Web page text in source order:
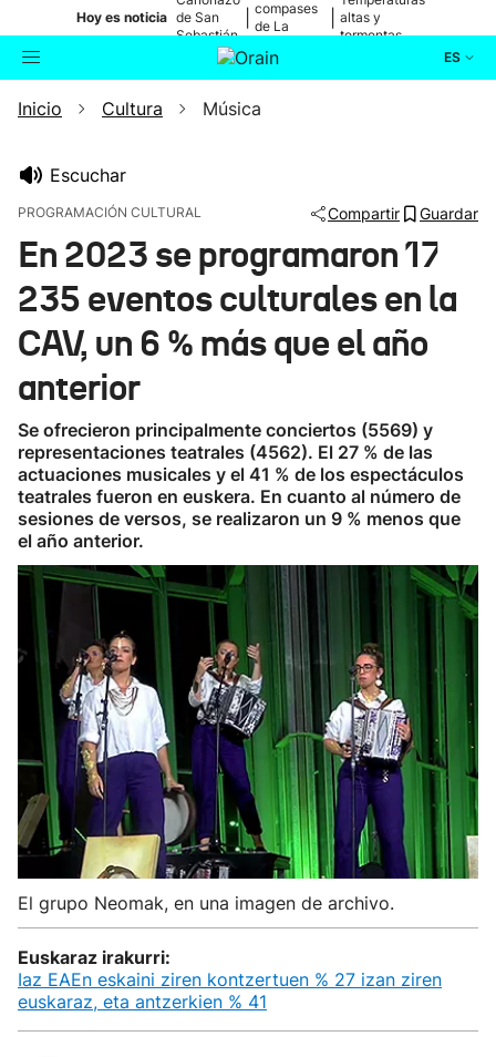
Hoy es noticia de San
Sebastián
compases
de La
altas y
tormentas
ES
Buscador Actualidad
Ikusmiran
Eguraldia
Inicio Cultura Música
Escuchar
PROGRAMACIÓN CULTURAL Compartir Guardar
En 2023 se programaron 17
235 eventos culturales en la
CAV, un 6 % más que el año
anterior
Se ofrecieron principalmente conciertos (5569) y
representaciones teatrales (4562). El 27 % de las
actuaciones musicales y el 41 % de los espectáculos
teatrales fueron en euskera. En cuanto al número de
sesiones de versos, se realizaron un 9 % menos que
el año anterior.
El grupo Neomak, en una imagen de archivo.
Euskaraz irakurri:
Iaz EAEn eskaini ziren kontzertuen % 27 izan ziren
euskaraz, eta antzerkien % 41